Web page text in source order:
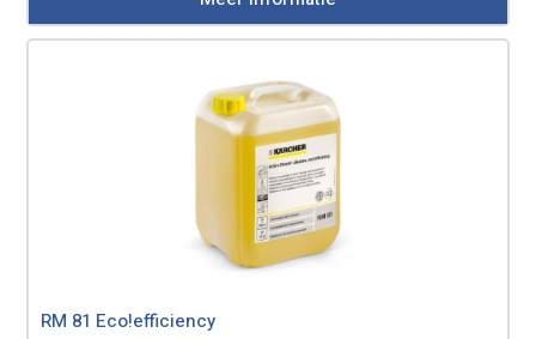
RM 81 Eco!efficiency